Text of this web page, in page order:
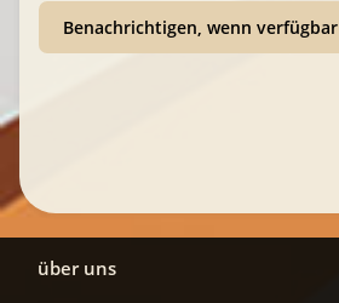
Benachrichtigen, wenn verfügbar
über uns